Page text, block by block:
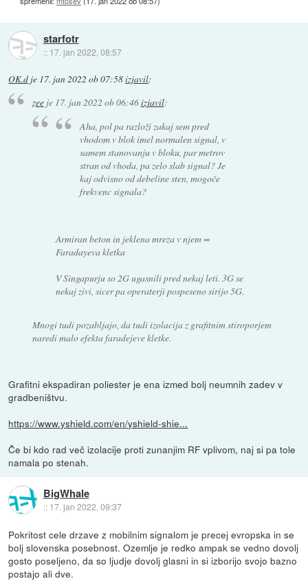
starfotr
:: 17. jan 2022, 08:57
OK.d je 17. jan 2022 ob 07:58izjavil:
zeeje 17. jan 2022 ob 06:46izjavil:
Aha, pol pa razloži zakaj sem pred
vhodom v blok imel normalen signal, v
samem stanovanju v bloku, par metrov
stran od vhoda, pa zelo slab signal? Je
kaj odvisno od debeline sten, mogoče
frekvenc signala?
Armiran beton in jeklena mreza v njem =
Faradayeva kletka
V Singapurju so 2G ugasnili pred nekaj leti. 3G se
nekaj zivi, sicer pa operaterji pospeseno sirijo 5G.
Mnogi tudi pozabljajo, da tudi izolacija z grafitnim stiroporjem
naredi malo efekta faradejeve kletke.
Grafitni ekspadiran poliester je ena izmed bolj neumnih zadev v
gradbeništvu.
https://www.yshield.com/en/yshield-shie...
Če bi kdo rad več izolacije proti zunanjim RF vplivom, naj si pa tole
namala po stenah.
BigWhale
:: 17. jan 2022, 09:37
Pokritost cele drzave z mobilnim signalom je precej evropska in se
bolj slovenska posebnost. Ozemlje je redko ampak se vedno dovolj
gosto poseljeno, da so ljudje dovolj glasni in si izborijo svojo bazno
postajo ali dve.